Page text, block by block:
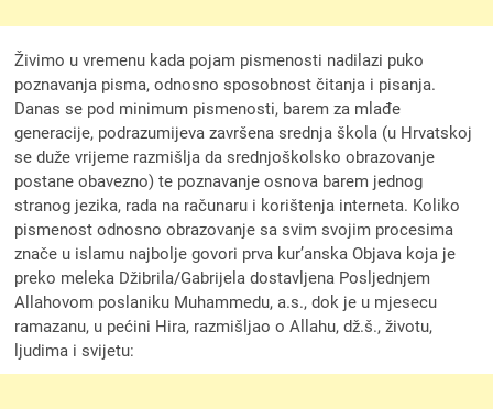
Živimo u vremenu kada pojam pismenosti nadilazi puko
poznavanja pisma, odnosno sposobnost čitanja i pisanja.
Danas se pod minimum pismenosti, barem za mlađe
generacije, podrazumijeva završena srednja škola (u Hrvatskoj
se duže vrijeme razmišlja da srednjoškolsko obrazovanje
postane obavezno) te poznavanje osnova barem jednog
stranog jezika, rada na računaru i korištenja interneta. Koliko
pismenost odnosno obrazovanje sa svim svojim procesima
znače u islamu najbolje govori prva kur’anska Objava koja je
preko meleka Džibrila/Gabrijela dostavljena Posljednjem
Allahovom poslaniku Muhammedu, a.s., dok je u mjesecu
ramazanu, u pećini Hira, razmišljao o Allahu, dž.š., životu,
ljudima i svijetu: